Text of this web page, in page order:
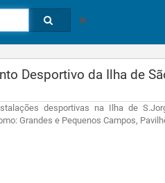
Desportivo da Ilha de
desportivas na Ilha de
Grandes e Pequenos Campos,